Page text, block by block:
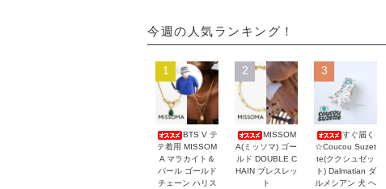
今週の人気ランキング！
1
BTS V テ
テ着用 MISSOM
A マラカイト＆
パール ゴールド
チェーン ハリス
2
MISSOM
A(ミッソマ) ゴー
ルド DOUBLE C
HAIN ブレスレッ
ト
3
すぐ届く
☆Coucou Suzet
te(ククシュゼッ
ト) Dalmatian ダ
ルメシアン 犬 ヘ